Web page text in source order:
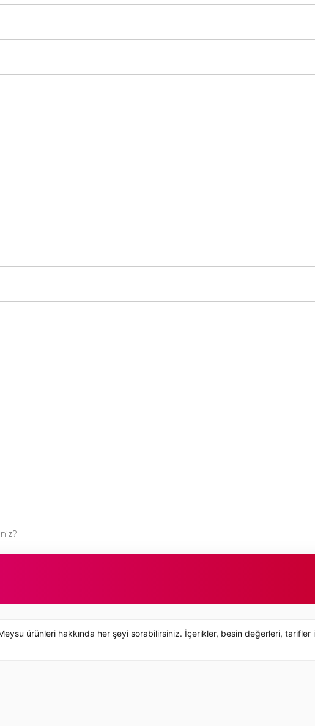
ürünleri hakkında her şeyi sorabilirsiniz. İçerikler, besin değerleri, tarifler